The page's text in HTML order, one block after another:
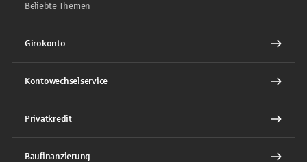
Beliebte Themen
Girokonto
Kontowechselservice
Privatkredit
Baufinanzierung